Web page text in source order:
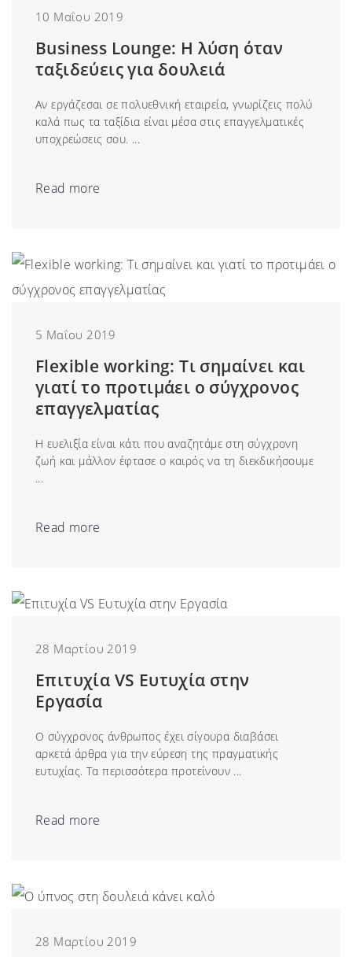
10 Μαΐου 2019
Business Lounge: Η λύση όταν
ταξιδεύεις για δουλειά
Αν εργάζεσαι σε πολυεθνική εταιρεία, γνωρίζεις πολύ
καλά πως τα ταξίδια είναι μέσα στις επαγγελματικές
υποχρεώσεις σου. ...
Read more
5 Μαΐου 2019
Flexible working: Τι σημαίνει και
γιατί το προτιμάει ο σύγχρονος
επαγγελματίας
Η ευελιξία είναι κάτι που αναζητάμε στη σύγχρονη
ζωή και μάλλον έφτασε ο καιρός να τη διεκδικήσουμε
...
Read more
28 Μαρτίου 2019
Επιτυχία VS Ευτυχία στην
Εργασία
Ο σύγχρονος άνθρωπος έχει σίγουρα διαβάσει
αρκετά άρθρα για την εύρεση της πραγματικής
ευτυχίας. Τα περισσότερα προτείνουν ...
Read more
28 Μαρτίου 2019